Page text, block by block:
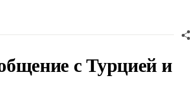
с Турцией и